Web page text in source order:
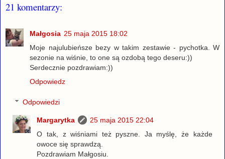
21 komentarzy:
Małgosia 25 maja 2015 18:02
Moje najulubieńsze bezy w takim zestawie - pychotka. W
sezonie na wiśnie, to one są ozdobą tego deseru:))
Serdecznie pozdrawiam:))
Odpowiedz
Odpowiedzi
Margarytka
25 maja 2015 22:04
O tak, z wiśniami też pyszne. Ja myślę, że każde
owoce się sprawdzą.
Pozdrawiam Małgosiu.